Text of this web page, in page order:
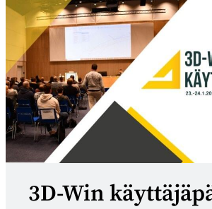
3D-Win